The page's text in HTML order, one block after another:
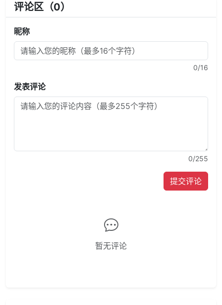
评论区（0）
昵称
0/16
发表评论
0/255
提交评论
暂无评论